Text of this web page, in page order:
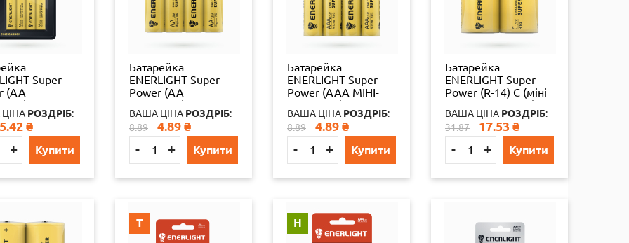
Super
(AA
4 шт./бл
уп
РОЗДРІБ:
5.42 ₴
+ Купити
Батарейка
ENERLIGHT Super
Power (AA
ПАЛЬЧИК)
(ТЕХНІЧНИЙ) 4 шт./
бл 40 шт./уп
65324
ВАША ЦІНА РОЗДРІБ:
8.89
4.89 ₴
- + Купити
Батарейка
ENERLIGHT Super
Power (AAА МІНІ-
ПАЛЬЧИК)
(ТЕХНІЧНИЙ) 4 шт./
бл 40 шт./уп
65324
ВАША ЦІНА РОЗДРІБ:
8.89
4.89 ₴
- + Купити
Батарейка
ENERLIGHT Super
Power (R-14) C (міні
Бочка ТЕХНІЧНА) 12
шт./уп ш.к.
4823093502185
ВАША ЦІНА РОЗДРІБ:
31.87
17.53 ₴
- + Купити
Т Н